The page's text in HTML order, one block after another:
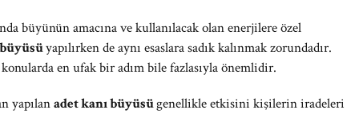
büyünün amacına ve kullanılacak olan enerjilere özel
yapılırken de aynı esaslara sadık kalınmak zorundadır.
en ufak bir adım bile fazlasıyla önemlidir.
yapılanadet kanı büyüsügenellikle etkisini kişilerin iradeleri